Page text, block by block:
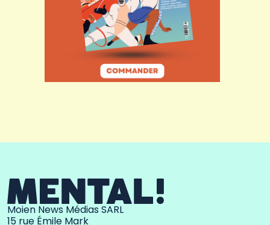
Moien News Médias SARL
15 rue Émile Mark